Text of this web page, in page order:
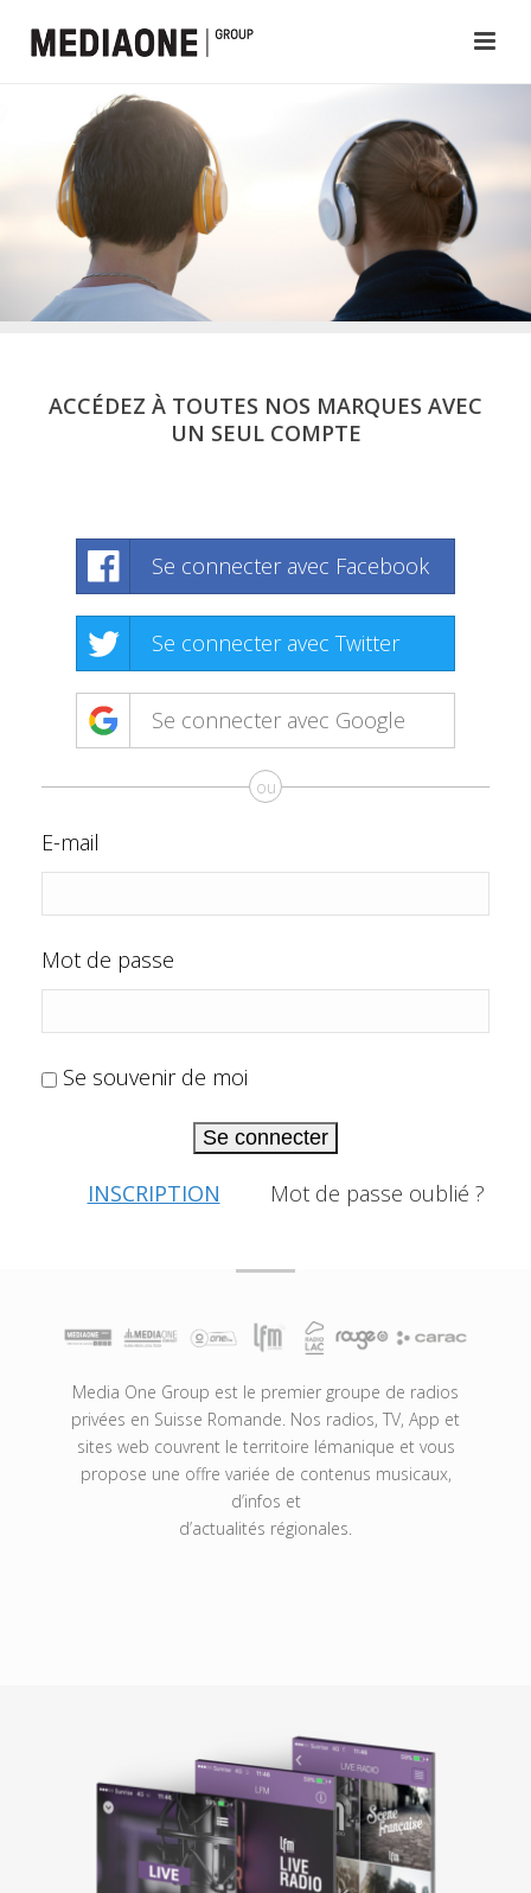
ACCÉDEZ À TOUTES NOS MARQUES AVEC
UN SEUL COMPTE
Se connecter avec Facebook
Se connecter avec Twitter
Se connecter avec Google
ou
E-mail
Mot de passe
Se souvenir de moi
Se connecter
INSCRIPTION Mot de passe oublié ?
Media One Group est le premier groupe de radios
privées en Suisse Romande. Nos radios, TV, App et
sites web couvrent le territoire lémanique et vous
propose une offre variée de contenus musicaux,
d’infos et
d’actualités régionales.